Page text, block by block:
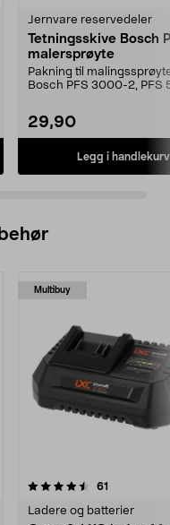
Jernvare reservedeler
Tetningsskive Bosch
malersprøyte
Pakning til
Bosch PFS 3000-2, PFS
29,90
Legg i handlekurv
Multibuy
61
Ladere og batterier
4.5av 5 stjerner